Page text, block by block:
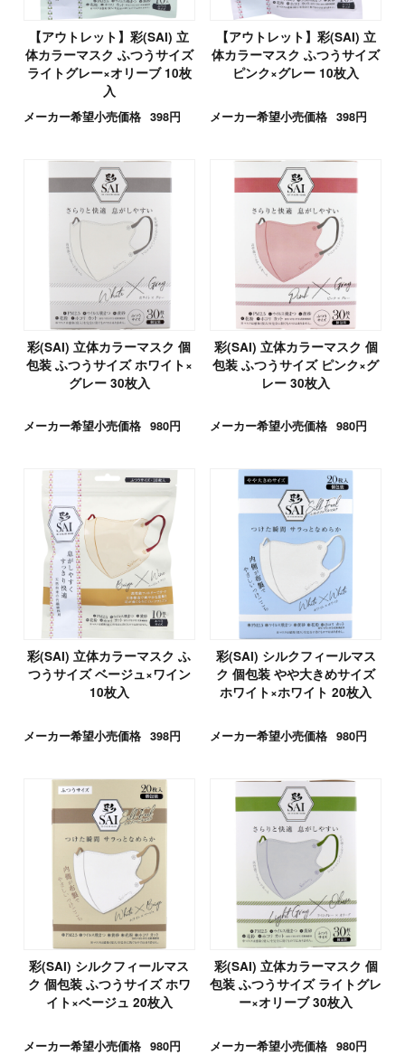
【アウトレット】彩(SAI) 立
体カラーマスク ふつうサイズ
ライトグレー×オリーブ 10枚
入
メーカー希望小売価格 398円
【アウトレット】彩(SAI) 立
体カラーマスク ふつうサイズ
ピンク×グレー 10枚入
メーカー希望小売価格 398円
彩(SAI) 立体カラーマスク 個
包装 ふつうサイズ ホワイト×
グレー 30枚入
メーカー希望小売価格 980円
彩(SAI) 立体カラーマスク 個
包装 ふつうサイズ ピンク×グ
レー 30枚入
メーカー希望小売価格 980円
彩(SAI) 立体カラーマスク ふ
つうサイズ ベージュ×ワイン
10枚入
メーカー希望小売価格 398円
彩(SAI) シルクフィールマス
ク 個包装 やや大きめサイズ
ホワイト×ホワイト 20枚入
メーカー希望小売価格 980円
彩(SAI) シルクフィールマス
ク 個包装 ふつうサイズ ホワ
イト×ベージュ 20枚入
メーカー希望小売価格 980円
彩(SAI) 立体カラーマスク 個
包装 ふつうサイズ ライトグレ
ー×オリーブ 30枚入
メーカー希望小売価格 980円